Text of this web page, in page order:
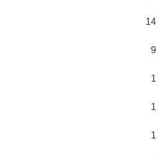
14
9
1
1
1